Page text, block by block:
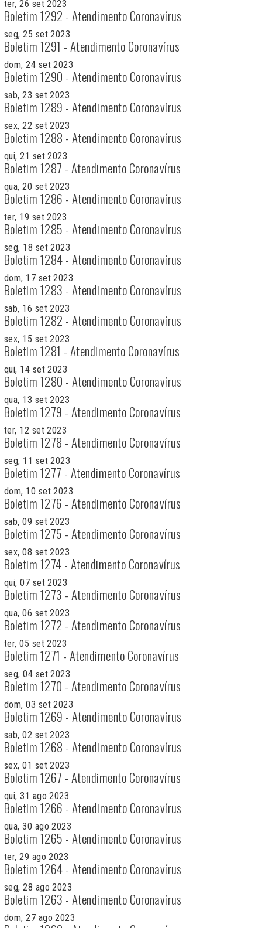
ter, 26 set 2023
Boletim 1292 - Atendimento Coronavírus
seg, 25 set 2023
Boletim 1291 - Atendimento Coronavírus
dom, 24 set 2023
Boletim 1290 - Atendimento Coronavírus
sab, 23 set 2023
Boletim 1289 - Atendimento Coronavírus
sex, 22 set 2023
Boletim 1288 - Atendimento Coronavírus
qui, 21 set 2023
Boletim 1287 - Atendimento Coronavírus
qua, 20 set 2023
Boletim 1286 - Atendimento Coronavírus
ter, 19 set 2023
Boletim 1285 - Atendimento Coronavírus
seg, 18 set 2023
Boletim 1284 - Atendimento Coronavírus
dom, 17 set 2023
Boletim 1283 - Atendimento Coronavírus
sab, 16 set 2023
Boletim 1282 - Atendimento Coronavírus
sex, 15 set 2023
Boletim 1281 - Atendimento Coronavírus
qui, 14 set 2023
Boletim 1280 - Atendimento Coronavírus
qua, 13 set 2023
Boletim 1279 - Atendimento Coronavírus
ter, 12 set 2023
Boletim 1278 - Atendimento Coronavírus
seg, 11 set 2023
Boletim 1277 - Atendimento Coronavírus
dom, 10 set 2023
Boletim 1276 - Atendimento Coronavírus
sab, 09 set 2023
Boletim 1275 - Atendimento Coronavírus
sex, 08 set 2023
Boletim 1274 - Atendimento Coronavírus
qui, 07 set 2023
Boletim 1273 - Atendimento Coronavírus
qua, 06 set 2023
Boletim 1272 - Atendimento Coronavírus
ter, 05 set 2023
Boletim 1271 - Atendimento Coronavírus
seg, 04 set 2023
Boletim 1270 - Atendimento Coronavírus
dom, 03 set 2023
Boletim 1269 - Atendimento Coronavírus
sab, 02 set 2023
Boletim 1268 - Atendimento Coronavírus
sex, 01 set 2023
Boletim 1267 - Atendimento Coronavírus
qui, 31 ago 2023
Boletim 1266 - Atendimento Coronavírus
qua, 30 ago 2023
Boletim 1265 - Atendimento Coronavírus
ter, 29 ago 2023
Boletim 1264 - Atendimento Coronavírus
seg, 28 ago 2023
Boletim 1263 - Atendimento Coronavírus
dom, 27 ago 2023